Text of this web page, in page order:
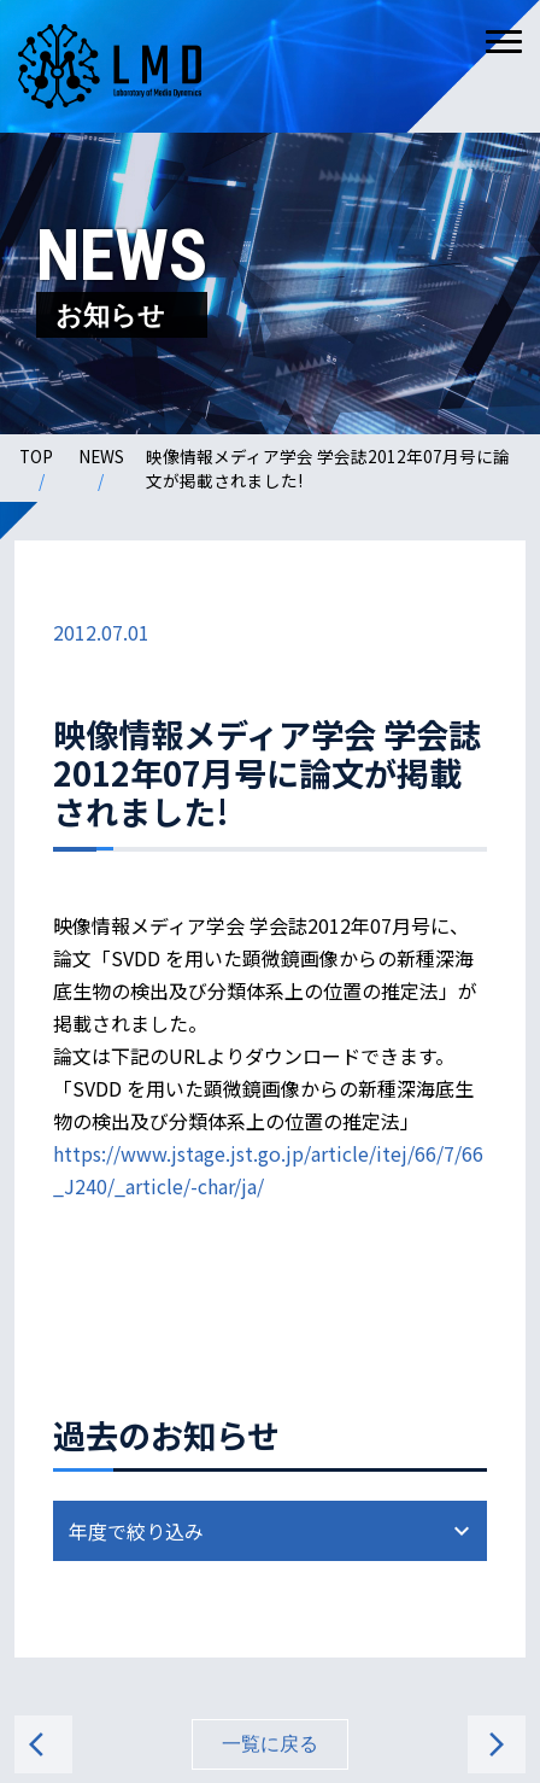
NEWS
お知らせ
TOP NEWS
映像情報メディア学会 学会誌2012年07月号に論
文が掲載されました!
過去のお知らせ
2012.07.01
映像情報メディア学会 学会誌
2012年07月号に論文が掲載
されました!
映像情報メディア学会 学会誌2012年07月号に、
論文「SVDD を用いた顕微鏡画像からの新種深海
底生物の検出及び分類体系上の位置の推定法」が
掲載されました。
論文は下記のURLよりダウンロードできます。
「SVDD を用いた顕微鏡画像からの新種深海底生
物の検出及び分類体系上の位置の推定法」
https://www.jstage.jst.go.jp/article/itej/66/7/66
_J240/_article/-char/ja/
arrow_back_ios 一覧に戻る arrow_forward_ios